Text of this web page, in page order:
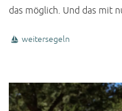
das möglich. Und das mit
weitersegeln